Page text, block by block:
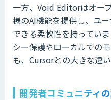
一方、Void Editorはオー
様のAI機能を提供し、ユ
できる柔軟性を持ってい
シー保護やローカルでの
も、Cursorとの大きな違い
開発者コミュニティ